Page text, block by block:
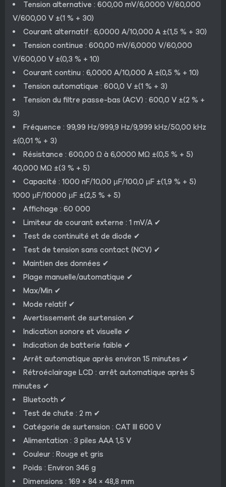
Tension alternative : 600,00 mV/6,0000 V/60,000
V/600,00 V ±(1 % + 30)
Courant alternatif : 6,0000 A/10,000 A ±(1,5 % + 30)
Tension continue : 600,00 mV/6,0000 V/60,000
V/600,00 V ±(0,3 % + 10)
Courant continu : 6,0000 A/10,000 A ±(0,5 % + 10)
Tension automatique : 600,0 V ±(1 % + 3)
Tension du filtre passe-bas (ACV) : 600,0 V ±(2 % +
3)
Fréquence : 99,99 Hz/999,9 Hz/9,999 kHz/50,00 kHz
±(0,01 % + 3)
Résistance : 600,00 Ω à 6,0000 MΩ ±(0,5 % + 5)
40,000 MΩ ±(3 % + 5)
Capacité : 1000 nF/10,00 µF/100,0 µF ±(1,9 % + 5)
1000 µF/10000 µF ±(2,5 % + 5)
Affichage : 60 000
Limiteur de courant externe : 1 mV/A ✔
Test de continuité et de diode ✔
Test de tension sans contact (NCV) ✔
Maintien des données ✔
Plage manuelle/automatique ✔
Max/Min ✔
Mode relatif ✔
Avertissement de surtension ✔
Indication sonore et visuelle ✔
Indication de batterie faible ✔
Arrêt automatique après environ 15 minutes ✔
Rétroéclairage LCD : arrêt automatique après 5
minutes ✔
Bluetooth ✔
Test de chute : 2 m ✔
Catégorie de surtension : CAT III 600 V
Alimentation : 3 piles AAA 1,5 V
Couleur : Rouge et gris
Poids : Environ 346 g
Dimensions : 169 × 84 × 48,8 mm